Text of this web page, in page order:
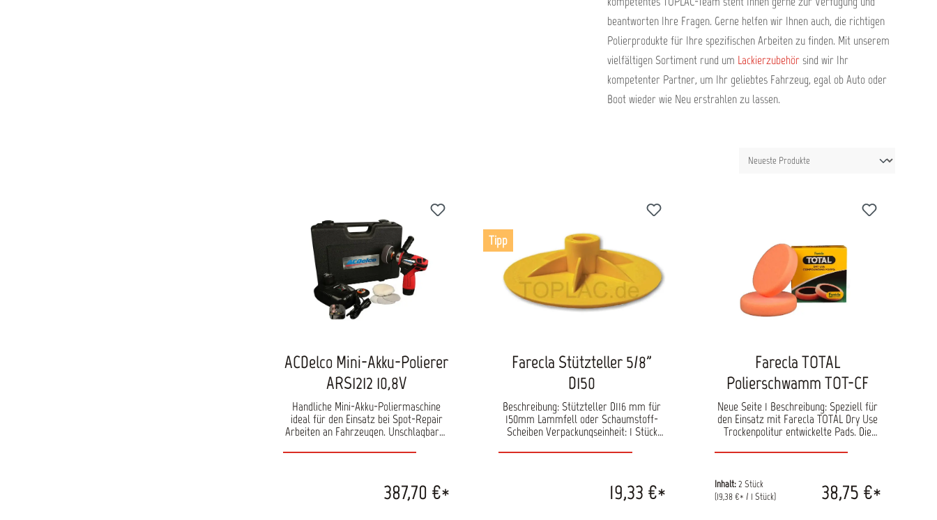
beantworten Ihre Fragen. Gerne helfen wir Ihnen auch, die richtigen
Polierprodukte für Ihre spezifischen Arbeiten zu finden. Mit unserem
vielfältigen Sortiment rund um Lackierzubehör sind wir Ihr
kompetenter Partner, um Ihr geliebtes Fahrzeug, egal ob Auto oder
Boot wieder wie Neu erstrahlen zu lassen.
ACDelco Mini-Akku-Polierer
ARS1212 10,8V
Handliche Mini-Akku-Poliermaschine
ideal für den Einsatz bei Spot-Repair
Arbeiten an Fahrzeugen. Unschlagbarer
uneingeschränkte mobile Einsatz, da
liegt dank dem ergonomisch geformten
387,70 €*
Tipp
Farecla Stützteller 5/8"
D150
Beschreibung: Stützteller D116 mm für
150mm Lammfell oder Schaumstoff-
Scheiben Verpackungseinheit: 1 Stück
kletthaftend 5/8"
19,33 €*
Farecla TOTAL
Polierschwamm TOT-CF
Neue Seite 1 Beschreibung: Speziell für
den Einsatz mit Farecla TOTAL Dry Use
Trockenpolitur entwickelte Pads. Die
unterstützt die Kühlung der Oberfläche,
Zentrierung des Klett-Tellers.
Versandeinheit: 2 Stück Maße: 152 mm x
Inhalt:2 Stück
(19,38 €* / 1 Stück)
38,75 €*